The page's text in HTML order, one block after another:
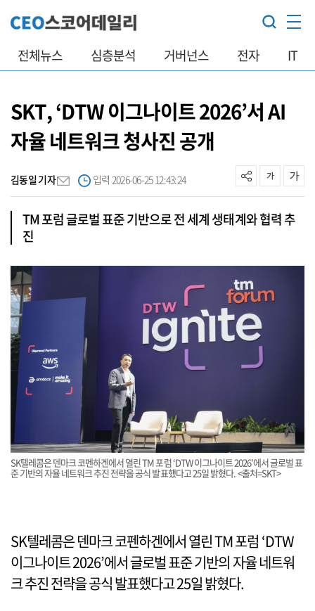
전체뉴스 심층분석 거버넌스 전자 IT
SKT, ‘DTW 이그나이트 2026’서 AI
자율 네트워크 청사진 공개
김동일 기자 입력 2026-06-25 12:43:24
TM 포럼 글로벌 표준 기반으로 전 세계 생태계와 협력 추
진
SK텔레콤은 덴마크 코펜하겐에서 열린 TM 포럼 ‘DTW 이그나이트 2026’에서 글로벌 표
준 기반의 자율 네트워크 추진 전략을 공식 발표했다고 25일 밝혔다. <출처=SKT>
SK텔레콤은 덴마크 코펜하겐에서 열린 TM 포럼 ‘DTW
이그나이트 2026’에서 글로벌 표준 기반의 자율 네트워
크 추진 전략을 공식 발표했다고 25일 밝혔다.